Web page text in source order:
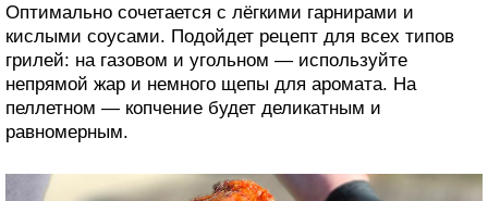
Оптимально сочетается с лёгкими гарнирами и
кислыми соусами. Подойдет рецепт для всех типов
грилей: на газовом и угольном — используйте
непрямой жар и немного щепы для аромата. На
пеллетном — копчение будет деликатным и
равномерным.